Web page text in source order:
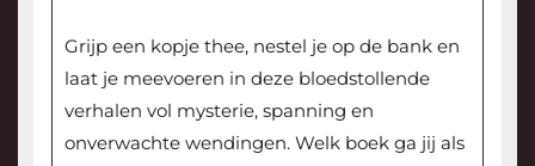
Grijp een kopje thee, nestel je op de bank en
laat je meevoeren in deze bloedstollende
verhalen vol mysterie, spanning en
onverwachte wendingen. Welk boek ga jij als